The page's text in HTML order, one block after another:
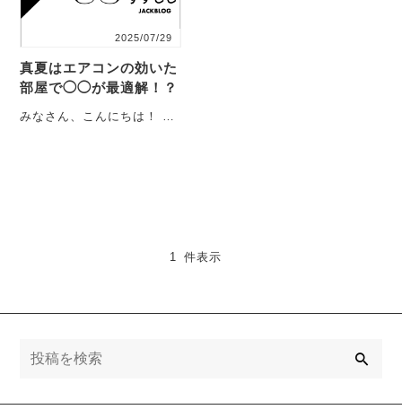
2025/07/29
真夏はエアコンの効いた
部屋で◯◯が最適解！？
みなさん、こんにちは！ 2
1 件表示